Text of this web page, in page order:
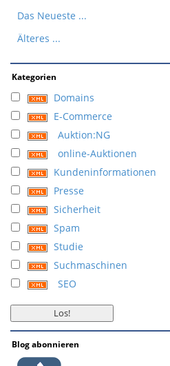
Das Neueste ...
Älteres ...
Kategorien
Domains
E-Commerce
Auktion:NG
online-Auktionen
Kundeninformationen
Presse
Sicherheit
Spam
Studie
Suchmaschinen
SEO
Blog abonnieren